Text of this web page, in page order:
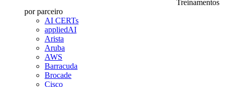
Treinamentos
por parceiro
AI CERTs
appliedAI
Arista
Aruba
AWS
Barracuda
Brocade
Cisco